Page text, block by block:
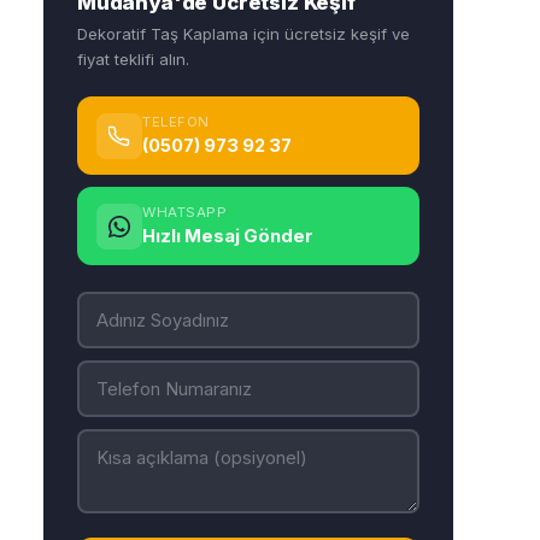
Dekoratif Taş Kaplama için ücretsiz keşif ve
fiyat teklifi alın.
TELEFON
(0507) 973 92 37
WHATSAPP
Hızlı Mesaj Gönder